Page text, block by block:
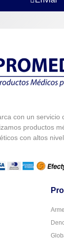
con un servicio
productos
con altos